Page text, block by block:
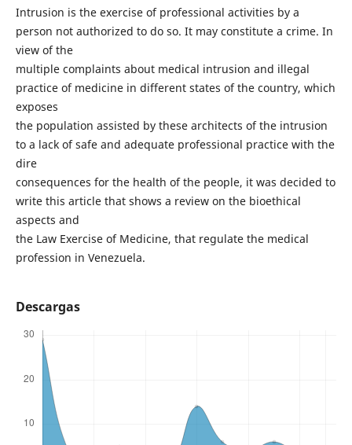
Intrusion is the exercise of professional activities by a
person not authorized to do so. It may constitute a crime. In
view of the
multiple complaints about medical intrusion and illegal
practice of medicine in different states of the country, which
exposes
the population assisted by these architects of the intrusion
to a lack of safe and adequate professional practice with the
dire
consequences for the health of the people, it was decided to
write this article that shows a review on the bioethical
aspects and
the Law Exercise of Medicine, that regulate the medical
profession in Venezuela.
Descargas